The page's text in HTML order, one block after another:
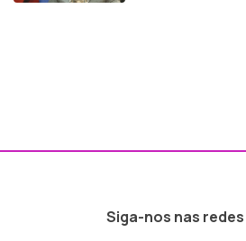
Siga-nos nas